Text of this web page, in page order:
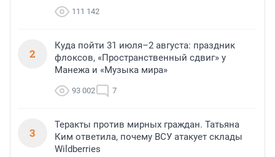
111 142
2
Куда пойти 31 июля–2 августа: праздник
флоксов, «Пространственный сдвиг» у
Манежа и «Музыка мира»
93 002 7
3
Теракты против мирных граждан. Татьяна
Ким ответила, почему ВСУ атакует склады
Wildberries